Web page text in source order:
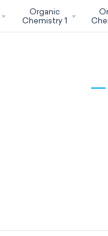
Organic
Chemistry 1